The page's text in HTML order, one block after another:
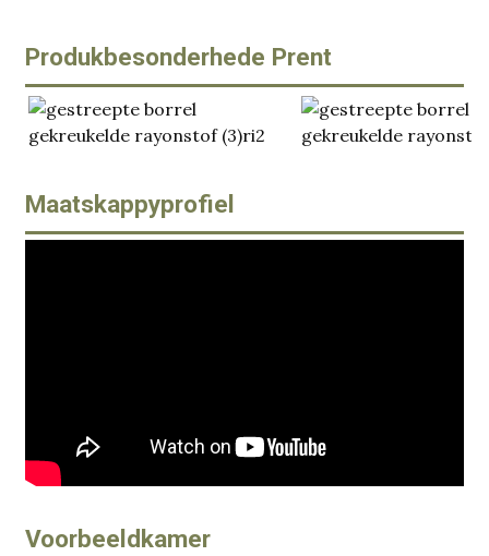
Produkbesonderhede Prent
Maatskappyprofiel
Voorbeeldkamer